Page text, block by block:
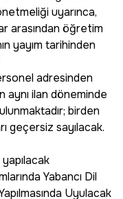
uyarınca,
arasından öğretim
yayım tarihinden
adresinden
aynı ilan döneminde
birden
geçersiz sayılacak.
Yabancı Dil
Uyulacak